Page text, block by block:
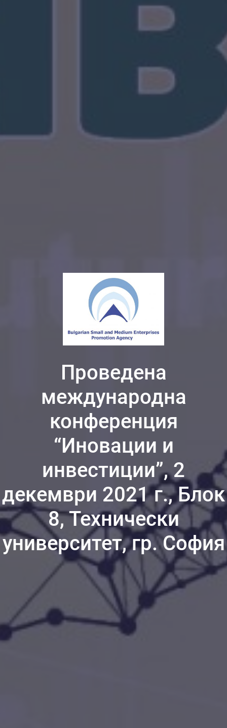
Проведена
международна
конференция
“Иновации и
инвестиции”, 2
декември 2021 г., Блок
8, Технически
университет, гр. София